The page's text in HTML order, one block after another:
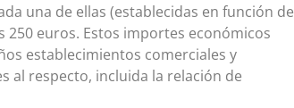
una de ellas (establecidas en función de
250 euros. Estos importes económicos
establecimientos comerciales y
al respecto, incluida la relación de